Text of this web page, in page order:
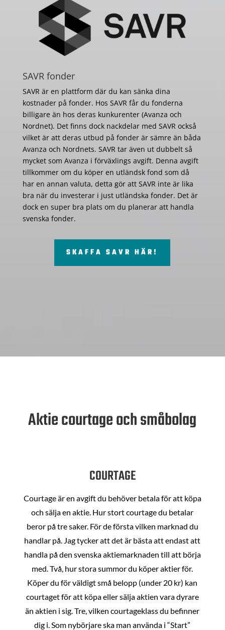
SAVR fonder
SAVR är en plattform där du kan sänka dina
kostnader på fonder. Hos SAVR får du fonderna
billigare än hos deras kunkurenter (Avanza och
Nordnet). Det finns dock nackdelar med SAVR också
vilket är att deras utbud på fonder är sämre än båda
Avanza och Nordnets. SAVR tar även ut dubbelt så
mycket som Avanza i förväxlings avgift. Denna avgift
tillkommer om du köper en utländsk fond som då
har en annan valuta, detta gör att SAVR inte är lika
bra när du investerar i just utländska fonder. Det är
dock en super bra plats om du planerar att handla
svenska fonder.
SKAFFA SAVR HÄR!
Aktie courtage och småbolag
COURTAGE
Courtage är en avgift du behöver betala för att köpa
och sälja en aktie. Hur stort courtage du betalar
beror på tre saker. För de första vilken marknad du
handlar på. Jag tycker att det är bästa att endast att
handla på den svenska aktiemarknaden till att börja
med. Två, hur stora summor du köper aktier för.
Köper du för väldigt små belopp (under 20 kr) kan
courtaget för att köpa eller sälja aktien vara dyrare
än aktien i sig. Tre, vilken courtageklass du befinner
dig i. Som nybörjare ska man använda i “Start”